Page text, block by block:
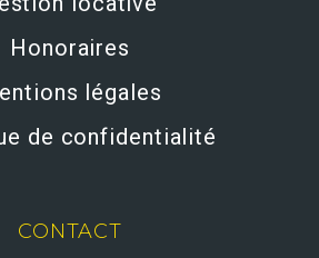
Honoraires
légales
de confidentialité
CONTACT